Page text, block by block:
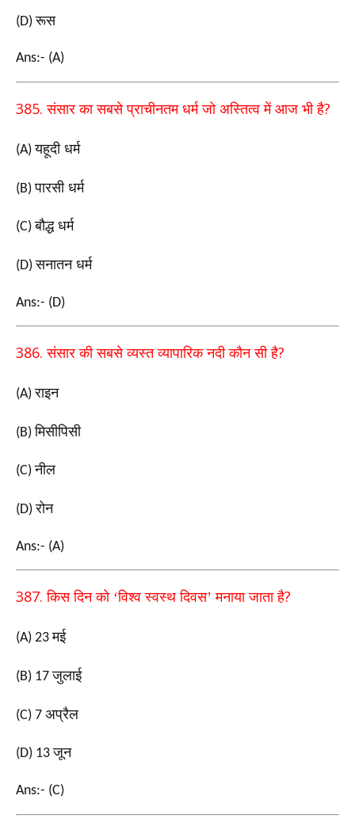
(D)रूस
Ans:- (A)
385.संसार का सबसे प्राचीनतम धर्म जो अस्तित्व में आज भी है?
(A)यहूदी धर्म
(B)पारसी धर्म
(C)बौद्ध धर्म
(D)सनातन धर्म
Ans:- (D)
386.संसार की सबसे व्यस्त व्यापारिक नदी कौन सी है?
(A)राइन
(B)मिसीपिसी
(C)नील
(D)रोन
Ans:- (A)
387.किस दिन को ‘विश्व स्वस्थ दिवस’ मनाया जाता है?
(A) 23मई
(B) 17जुलाई
(C) 7 अप्रैल
(D) 13जून
Ans:- (C)